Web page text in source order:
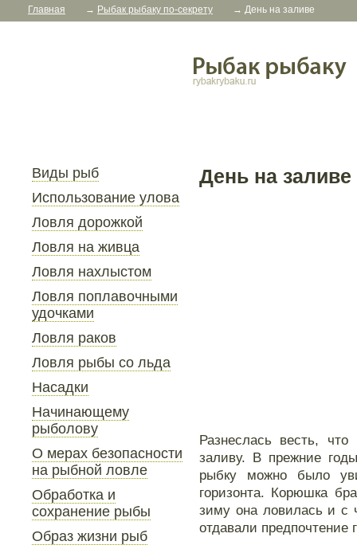
Главная → Рыбак рыбаку по-секрету → День на заливе
Виды рыб
Использование улова
Ловля дорожкой
Ловля на живца
Ловля нахлыстом
Ловля поплавочными
удочками
Ловля раков
Ловля рыбы со льда
Насадки
Начинающему
рыболову
О мерах безопасности
на рыбной ловле
Обработка и
сохранение рыбы
Образ жизни рыб
День на заливе
Разнеслась весть,
заливу. В прежние
рыбку можно было
горизонта. Корюшка
зиму она ловилась и с
отдавали предпочтение